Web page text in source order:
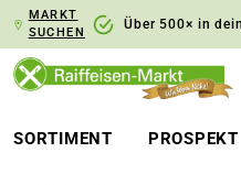
Zur
MARKT
SUCHEN
Über 500× in
SORTIMENT PROSPEKT